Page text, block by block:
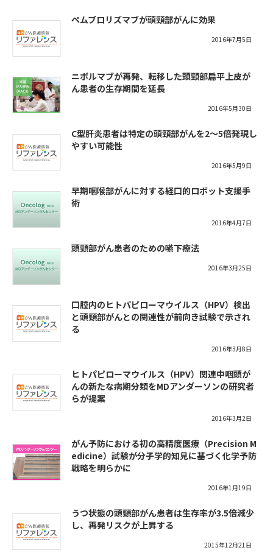
ペムブロリズマブが頭頸部がんに効果
2016年7月5日
ニボルマブが再発、転移した頭頸部扁平上皮が
ん患者の生存期間を延長
2016年5月30日
C型肝炎患者は特定の頭頸部がんを2～5倍発現し
やすい可能性
2016年5月9日
早期咽喉部がんに対する経口的ロボット支援手
術
2016年4月7日
頭頸部がん患者のための嚥下療法
2016年3月25日
口腔内のヒトパピローマウイルス（HPV）検出
と頭頸部がんとの関連性が前向き試験で示され
る
2016年3月8日
ヒトパピローマウイルス（HPV）関連中咽頭が
んの新たな病期分類をMDアンダーソンの研究者
らが提案
2016年3月2日
がん予防における初の高精度医療（Precision M
edicine）試験が分子学的知見に基づく化学予防
戦略を明らかに
2016年1月19日
うつ状態の頭頸部がん患者は生存率が3.5倍減少
し、再発リスクが上昇する
2015年12月21日